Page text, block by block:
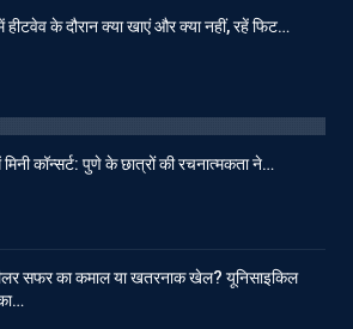
हीटवेव के दौरान क्या खाएं और क्या नहीं, रहें फिट…
मिनी कॉन्सर्ट: पुणे के छात्रों की रचनात्मकता ने…
सफर का कमाल या खतरनाक खेल? यूनिसाइकिल